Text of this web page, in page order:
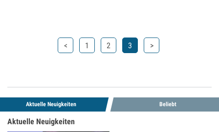
< 1 2 3 >
Aktuelle Neuigkeiten Beliebt
Aktuelle Neuigkeiten